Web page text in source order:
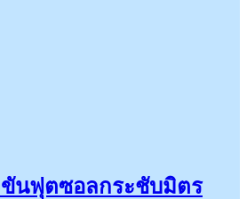
ขันฟุตซอลกระชับมิตร